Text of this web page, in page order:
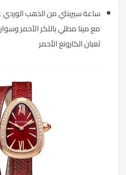
مع مينا مطلي باللكر الأحمر
ثعبان الكارونغ الأحمر